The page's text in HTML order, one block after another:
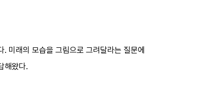
미래의 모습을 그림으로 그려달라는 질문에
해왔다.